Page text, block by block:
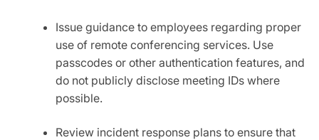
Issue guidance to employees regarding proper
use of remote conferencing services. Use
passcodes or other authentication features, and
do not publicly disclose meeting IDs where
possible.
Review incident response plans to ensure that